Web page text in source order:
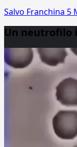
Salvo Franchina 5
Un neutrofilo
Player